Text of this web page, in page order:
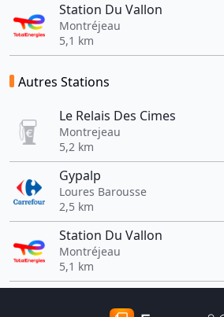
Station Du Vallon
Montréjeau
5,1 km
Autres Stations
Le Relais Des Cimes
Montrejeau
5,2 km
Gypalp
Loures Barousse
2,5 km
Station Du Vallon
Montréjeau
5,1 km